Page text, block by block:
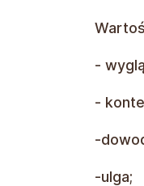
-
-
-
-ulga;